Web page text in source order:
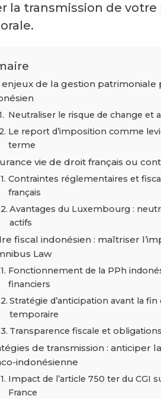
la transmission de
enjeux de la gestion
Neutraliser le risque de change et
Le report d’imposition comme
terme
vie de droit français ou
Contraintes réglementaires et
français
Avantages du Luxembourg :
actifs
fiscal indonésien : maîtriser
Law
Fonctionnement de la PPh
financiers
Stratégie d’anticipation avant la
temporaire
Transparence fiscale et
de transmission : anticiper
indonésienne
Impact de l’article 750 ter du CGI
France